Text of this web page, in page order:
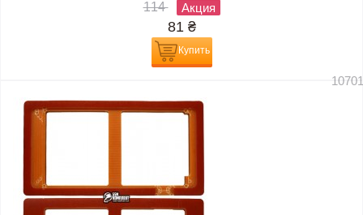
114 Акция
81 ₴
Купить